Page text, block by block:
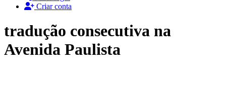
Criar conta
tradução consecutiva na
Avenida Paulista